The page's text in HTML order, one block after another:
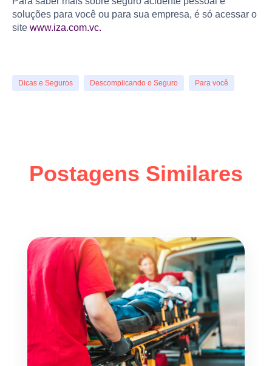
soluções para você ou para sua empresa, é só acessar o
site www.iza.com.vc.
Dicas e Seguros Descomplicando o Seguro Para você
Postagens Similares